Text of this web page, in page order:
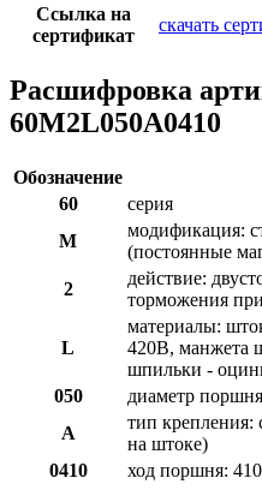
Ссылка на
сертификат
скачать
Расшифровка
60M2L050A0410
Обозначение
60
серия
M
модификация:
(постоянные
2
действие:
торможения
L
материалы:
420B, манжета
шпильки -
050
диаметр
A
тип крепления:
на штоке)
0410
ход поршня: